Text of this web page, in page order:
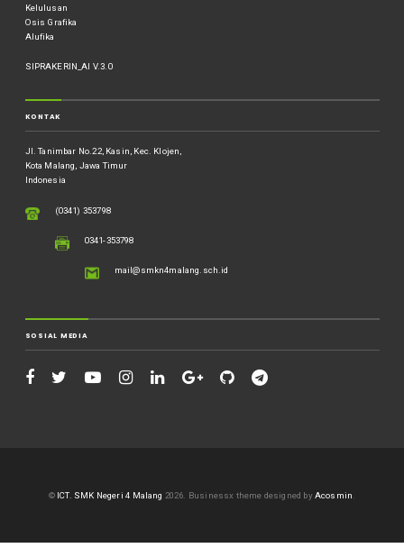
Kelulusan
Osis Grafika
Alufika
SIPRAKERIN_AI V.3.0
KONTAK
Jl. Tanimbar No.22, Kasin, Kec. Klojen,
Kota Malang, Jawa Timur
Indonesia
(0341) 353798
0341-353798
mail@smkn4malang.sch.id
SOSIAL MEDIA
© ICT. SMK Negeri 4 Malang 2026. Businessx theme designed byAcosmin.